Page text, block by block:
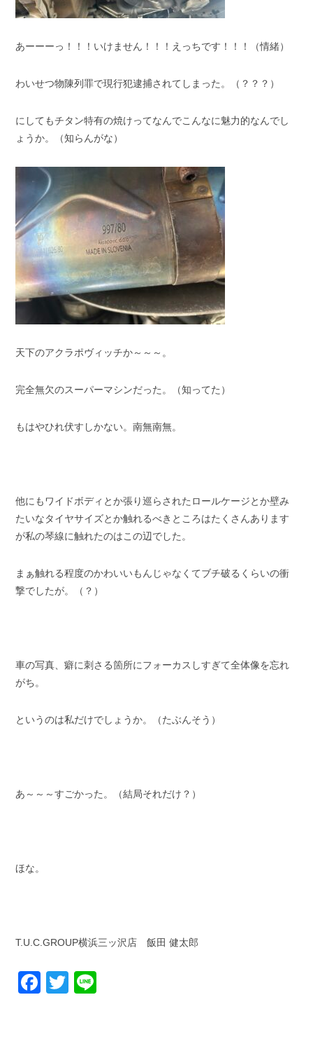
あーーーっ！！！いけません！！！えっちです！！！（情緒）
わいせつ物陳列罪で現行犯逮捕されてしまった。（？？？）
にしてもチタン特有の焼けってなんでこんなに魅力的なんでし
ょうか。（知らんがな）
天下のアクラポヴィッチか～～～。
完全無欠のスーパーマシンだった。（知ってた）
もはやひれ伏すしかない。南無南無。
他にもワイドボディとか張り巡らされたロールケージとか壁み
たいなタイヤサイズとか触れるべきところはたくさんあります
が私の琴線に触れたのはこの辺でした。
まぁ触れる程度のかわいいもんじゃなくてブチ破るくらいの衝
撃でしたが。（？）
車の写真、癖に刺さる箇所にフォーカスしすぎて全体像を忘れ
がち。
というのは私だけでしょうか。（たぶんそう）
あ～～～すごかった。（結局それだけ？）
ほな。
T.U.C.GROUP横浜三ッ沢店 飯田 健太郎
Facebook
Twitter